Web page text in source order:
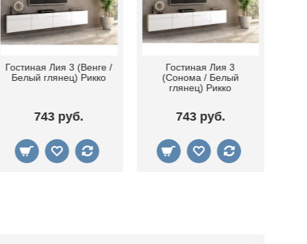
Гостиная Лия 3 (Венге /
Белый глянец) Рикко
743 руб.
Гостиная Лия 3
(Сонома / Белый
глянец) Рикко
743 руб.